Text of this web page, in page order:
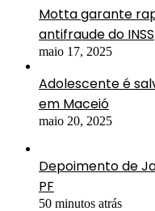
Motta garante
antifraude do INSS
maio 17, 2025
Adolescente é
em Maceió
maio 20, 2025
Depoimento de
PF
50 minutos atrás